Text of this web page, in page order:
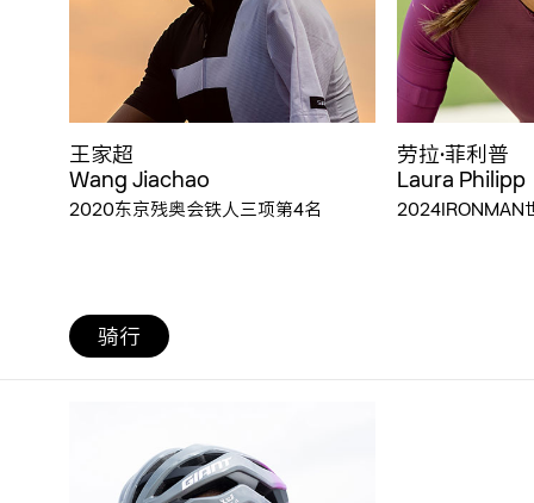
王家超
Wang Jiachao
2020东京残奥会铁人三项第4名
劳拉·菲利普
Laura Philipp
2024IRONMAN
骑行